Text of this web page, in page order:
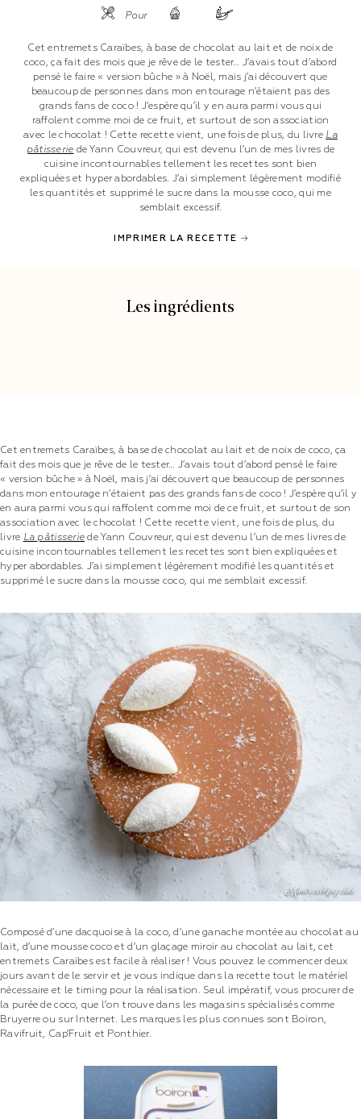
Pour
Cet entremets Caraïbes, à base de chocolat au lait et de noix de
coco, ça fait des mois que je rêve de le tester… J’avais tout d’abord
pensé le faire « version bûche » à Noël, mais j’ai découvert que
beaucoup de personnes dans mon entourage n’étaient pas des
grands fans de coco ! J’espère qu’il y en aura parmi vous qui
raffolent comme moi de ce fruit, et surtout de son association
avec le chocolat ! Cette recette vient, une fois de plus, du livre La
pâtisserie de Yann Couvreur, qui est devenu l’un de mes livres de
cuisine incontournables tellement les recettes sont bien
expliquées et hyper abordables. J’ai simplement légèrement modifié
les quantités et supprimé le sucre dans la mousse coco, qui me
semblait excessif.
IMPRIMER LA RECETTE
Les ingrédients
Cet entremets Caraïbes, à base de chocolat au lait et de noix de coco, ça
fait des mois que je rêve de le tester… J’avais tout d’abord pensé le faire
« version bûche » à Noël, mais j’ai découvert que beaucoup de personnes
dans mon entourage n’étaient pas des grands fans de coco ! J’espère qu’il y
en aura parmi vous qui raffolent comme moi de ce fruit, et surtout de son
association avec le chocolat ! Cette recette vient, une fois de plus, du
livre La pâtisserie de Yann Couvreur, qui est devenu l’un de mes livres de
cuisine incontournables tellement les recettes sont bien expliquées et
hyper abordables. J’ai simplement légèrement modifié les quantités et
supprimé le sucre dans la mousse coco, qui me semblait excessif.
Composé d’une dacquoise à la coco, d’une ganache montée au chocolat au
lait, d’une mousse coco et d’un glaçage miroir au chocolat au lait, cet
entremets Caraïbes est facile à réaliser ! Vous pouvez le commencer deux
jours avant de le servir et je vous indique dans la recette tout le matériel
nécessaire et le timing pour la réalisation. Seul impératif, vous procurer de
la purée de coco, que l’on trouve dans les magasins spécialisés comme
Bruyerre ou sur Internet. Les marques les plus connues sont Boiron,
Ravifruit, Cap’Fruit et Ponthier.